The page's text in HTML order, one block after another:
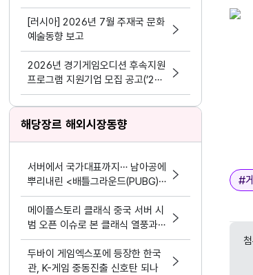
이나조이 2026’ 한국공동관 성료
[러시아] 2026년 7월 주재국 문화
예술동향 보고
2026년 경기게임오디션 후속지원
프로그램 지원기업 모집 공고(’24
~’25년 선정기업 대상)
해당장르 해외시장동향
서버에서 국가대표까지… 남아공에
뿌리내린 <배틀그라운드(PUBG)
모바일>
메이플스토리 클래식 중국 서버 시
범 오픈 이슈로 본 클래식 열풍과
시의성
두바이 게임엑스포에 등장한 한국
관, K-게임 중동진출 신호탄 되나
태그
#